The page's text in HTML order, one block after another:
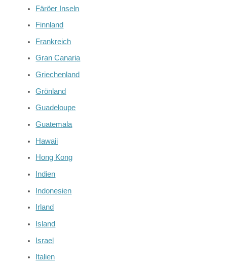
Färöer Inseln
Finnland
Frankreich
Gran Canaria
Griechenland
Grönland
Guadeloupe
Guatemala
Hawaii
Hong Kong
Indien
Indonesien
Irland
Island
Israel
Italien